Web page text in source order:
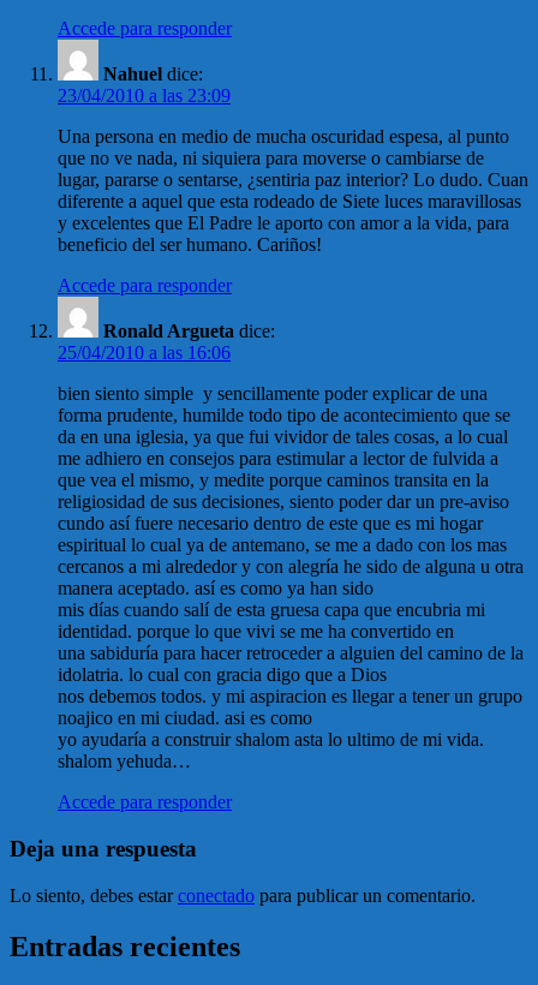
Accede para responder
Nahuel dice:
23/04/2010 a las 23:09
Una persona en medio de mucha oscuridad espesa, al punto
que no ve nada, ni siquiera para moverse o cambiarse de
lugar, pararse o sentarse, ¿sentiria paz interior? Lo dudo. Cuan
diferente a aquel que esta rodeado de Siete luces maravillosas
y excelentes que El Padre le aporto con amor a la vida, para
beneficio del ser humano. Cariños!
Accede para responder
Ronald Argueta dice:
25/04/2010 a las 16:06
bien siento simple y sencillamente poder explicar de una
forma prudente, humilde todo tipo de acontecimiento que se
da en una iglesia, ya que fui vividor de tales cosas, a lo cual
me adhiero en consejos para estimular a lector de fulvida a
que vea el mismo, y medite porque caminos transita en la
religiosidad de sus decisiones, siento poder dar un pre-aviso
cundo así fuere necesario dentro de este que es mi hogar
espiritual lo cual ya de antemano, se me a dado con los mas
cercanos a mi alrededor y con alegría he sido de alguna u otra
manera aceptado. así es como ya han sido
mis días cuando salí de esta gruesa capa que encubria mi
identidad. porque lo que vivi se me ha convertido en
una sabiduría para hacer retroceder a alguien del camino de la
idolatria. lo cual con gracia digo que a Dios
nos debemos todos. y mi aspiracion es llegar a tener un grupo
noajico en mi ciudad. asi es como
yo ayudaría a construir shalom asta lo ultimo de mi vida.
shalom yehuda…
Accede para responder
Deja una respuesta
Lo siento, debes estarconectado para publicar un comentario.
Entradas recientes